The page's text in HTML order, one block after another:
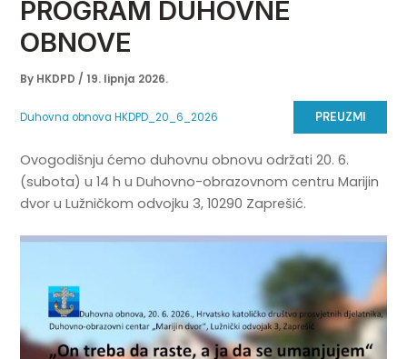
PROGRAM DUHOVNE
OBNOVE
By HKDPD /19. lipnja 2026.
Duhovna obnova HKDPD_20_6_2026 PREUZMI
Ovogodišnju ćemo duhovnu obnovu održati 20. 6.
(subota) u 14 h u Duhovno-obrazovnom centru Marijin
dvor u Lužničkom odvojku 3, 10290 Zaprešić.